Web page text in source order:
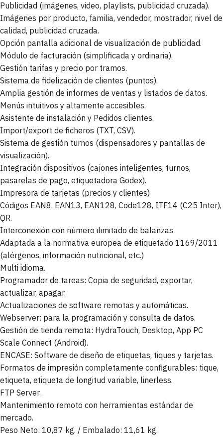
Publicidad (imágenes, video, playlists, publicidad cruzada).
Imágenes por producto, familia, vendedor, mostrador, nivel de
calidad, publicidad cruzada.
Opción pantalla adicional de visualización de publicidad.
Módulo de facturación (simplificada y ordinaria).
Gestión tarifas y precio por tramos.
Sistema de fidelización de clientes (puntos).
Amplia gestión de informes de ventas y listados de datos.
Menús intuitivos y altamente accesibles.
Asistente de instalación y Pedidos clientes.
Import/export de ficheros (TXT, CSV).
Sistema de gestión turnos (dispensadores y pantallas de
visualización).
Integración dispositivos (cajones inteligentes, turnos,
pasarelas de pago, etiquetadora Godex).
Impresora de tarjetas (precios y clientes)
Códigos EAN8, EAN13, EAN128, Code128, ITF14 (C25 Inter),
QR.
Interconexión con número ilimitado de balanzas
Adaptada a la normativa europea de etiquetado 1169/2011
(alérgenos, información nutricional, etc.)
Multi idioma.
Programador de tareas: Copia de seguridad, exportar,
actualizar, apagar.
Actualizaciones de software remotas y automáticas.
Webserver: para la programación y consulta de datos.
Gestión de tienda remota: HydraTouch, Desktop, App PC
Scale Connect (Android).
ENCASE: Software de diseño de etiquetas, tiques y tarjetas.
Formatos de impresión completamente configurables: tique,
etiqueta, etiqueta de longitud variable, linerless.
FTP Server.
Mantenimiento remoto con herramientas estándar de
mercado.
Peso Neto: 10,87 kg. / Embalado: 11,61 kg.